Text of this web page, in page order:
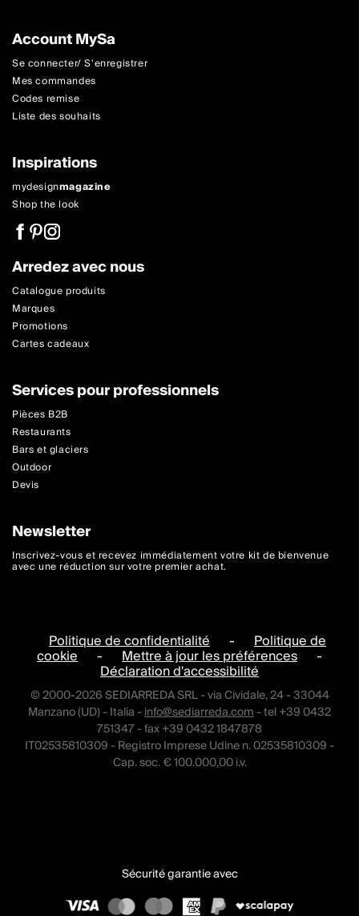
Account MySa
Se connecter/ S'enregistrer
Mes commandes
Codes remise
Liste des souhaits
Inspirations
mydesignmagazine
Shop the look
Arredez avec nous
Catalogue produits
Marques
Promotions
Cartes cadeaux
Services pour professionnels
Pièces B2B
Restaurants
Bars et glaciers
Outdoor
Devis
Newsletter
Inscrivez-vous et recevez immédiatement votre kit de bienvenue
avec une réduction sur votre premier achat.
Politique de confidentialité - Politique de
cookie - Mettre à jour les préférences -
Déclaration d'accessibilité
© 2000-2026 SEDIARREDA SRL - via Cividale, 24 - 33044
Manzano (UD) - Italia -info@sediarreda.com- tel +39 0432
751347 - fax +39 0432 1847878
IT02535810309 - Registro Imprese Udine n. 02535810309 -
Cap. soc. € 100.000,00 i.v.
Sécurité garantie avec